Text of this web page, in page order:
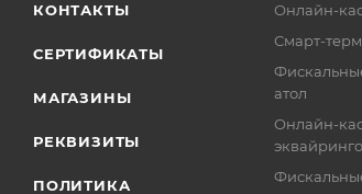
КОНТАКТЫ
СЕРТИФИКАТЫ
МАГАЗИНЫ
РЕКВИЗИТЫ
ПОЛИТИКА
Онлайн-
Смарт-
атол
Онлайн-